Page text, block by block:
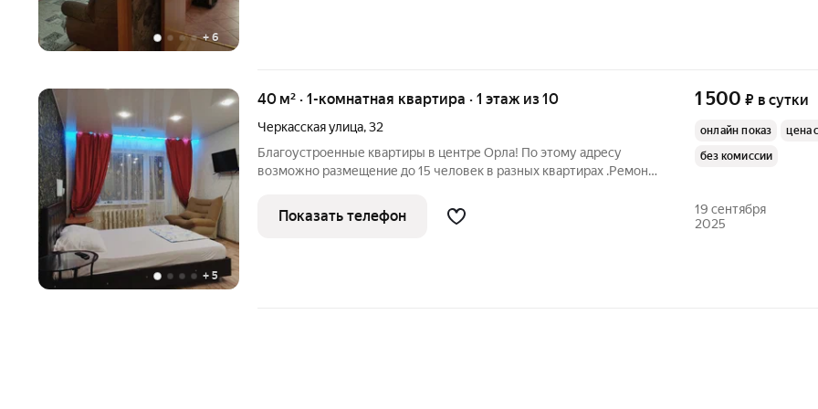
+6
+ 5
40 м² · 1-комнатная квартира · 1 этаж из 10
Черкасская улица,32
Благоустроенные квартиры в центре Орла! По этому адресу
возможно размещение до 15 человек в разных квартирах .Ремонт
и детский парки, центральный рынок, ул. Комсомольская рядом,
большая
1 500 ₽ в сутки
онлайн показ
цена
без комиссии
Показать телефон
19 сентября
2025